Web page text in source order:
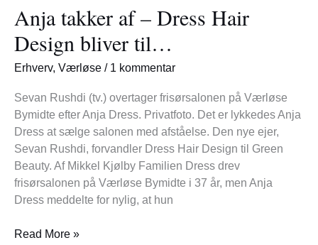
Anja takker af – Dress Hair
Design bliver til…
Erhverv, Værløse / 1 kommentar
Sevan Rushdi (tv.) overtager frisørsalonen på Værløse
Bymidte efter Anja Dress. Privatfoto. Det er lykkedes Anja
Dress at sælge salonen med afståelse. Den nye ejer,
Sevan Rushdi, forvandler Dress Hair Design til Green
Beauty. Af Mikkel Kjølby Familien Dress drev
frisørsalonen på Værløse Bymidte i 37 år, men Anja
Dress meddelte for nylig, at hun
af
–
Dress
Hair
bliver
til…
Read More »